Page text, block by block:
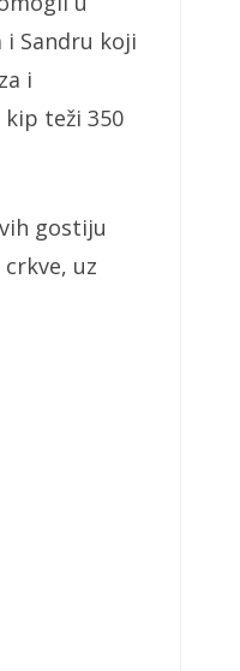
Sandru koji
i
teži 350
gostiju
uz